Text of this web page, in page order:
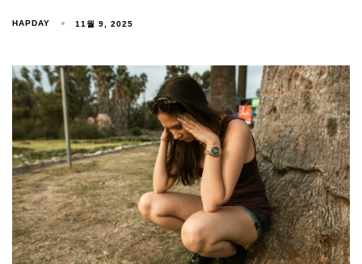
HAPDAY 11월 9, 2025